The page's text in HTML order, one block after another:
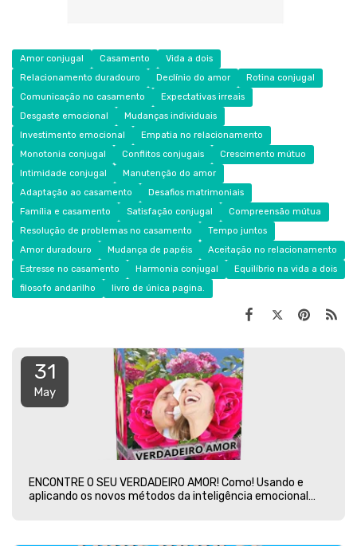
Amor conjugal Casamento
Vida a dois
Relacionamento duradouro
Declínio do amor
Rotina conjugal
Comunicação no casamento
Expectativas irreais
Desgaste emocional
Mudanças individuais
Investimento emocional
Empatia no relacionamento
Monotonia conjugal
Conflitos conjugais
Crescimento mútuo
Intimidade conjugal
Manutenção do amor
Adaptação ao casamento
Desafios matrimoniais
Família e casamento
Satisfação conjugal
Compreensão mútua
Resolução de problemas no casamento
Tempo juntos
Amor duradouro
Mudança de papéis
Aceitação no relacionamento
Estresse no casamento
Harmonia conjugal
Equilíbrio na vida a dois
filosofo andarilho
livro de única pagina.
31
May
ENCONTRE O SEU VERDADEIRO AMOR! Como! Usando e
aplicando os novos métodos da inteligência emocional